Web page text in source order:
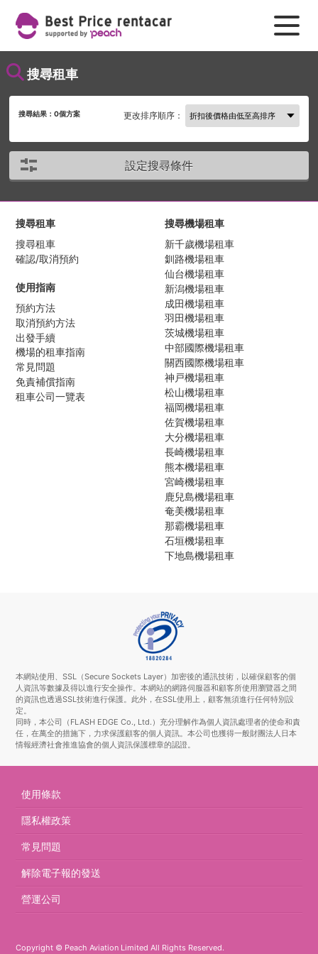
搜尋租車
搜尋結果：0個方案 更改排序順序：
設定搜尋條件
搜尋租車
搜尋租車
確認/取消預約
使用指南
預約方法
取消預約方法
出發手續
機場的租車指南
常見問題
免責補償指南
租車公司一覽表
搜尋機場租車
新千歲機場租車
釧路機場租車
仙台機場租車
新潟機場租車
成田機場租車
羽田機場租車
茨城機場租車
中部國際機場租車
關西國際機場租車
神戸機場租車
松山機場租車
福岡機場租車
佐賀機場租車
大分機場租車
長崎機場租車
熊本機場租車
宮崎機場租車
鹿兒島機場租車
奄美機場租車
那霸機場租車
石垣機場租車
下地島機場租車
本網站使用、SSL（Secure Sockets Layer）加密後的通訊技術，以確保顧客的個
人資訊等數據及得以進行安全操作。本網站的網路伺服器和顧客所使用瀏覽器之間
的資訊也透過SSL技術進行保護。此外，在SSL使用上，顧客無須進行任何特別設
定。
同時，本公司（FLASH EDGE Co., Ltd.）充分理解作為個人資訊處理者的使命和責
任，在萬全的措施下，力求保護顧客的個人資訊。本公司也獲得一般財團法人日本
情報經濟社會推進協會的個人資訊保護標章的認證。
使用條款
隱私權政策
常見問題
解除電子報的發送
營運公司
Copyright © Peach Aviation Limited All Rights Reserved.